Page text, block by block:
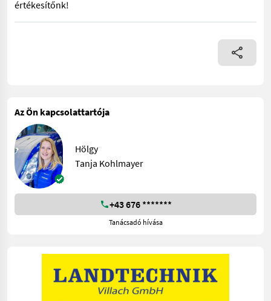
értékesítőnk!
Giant G 1500 mezőgazdasági traktor összecsukható
Az Ön kapcsolattartója
Hölgy
Tanja Kohlmayer
+43 676 *******
Tanácsadó hívása